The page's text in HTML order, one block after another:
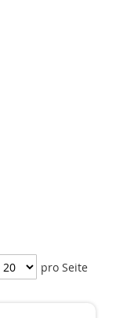
pro Seite